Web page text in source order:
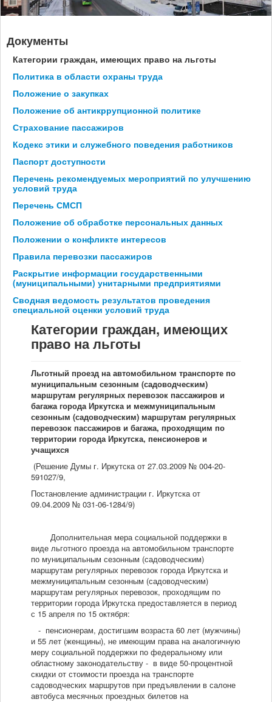
Маршруты
Документы
Документы
Категории граждан, имеющих право на льготы
Политика в области охраны труда
Положение о закупках
Положение об антикррупционной политике
Страхование пассажиров
Кодекс этики и служебного поведения работников
Паспорт доступности
Перечень рекомендуемых мероприятий по улучшению
условий труда
Перечень СМСП
Положение об обработке персональных данных
Положении о конфликте интересов
Правила перевозки пассажиров
Раскрытие информации государственными
(муниципальными) унитарными предприятиями
Сводная ведомость результатов проведения
специальной оценки условий труда
Категории граждан, имеющих
право на льготы
Льготный проезд на автомобильном транспорте по
муниципальным сезонным (садоводческим)
маршрутам регулярных перевозок пассажиров и
багажа города Иркутска и межмуниципальным
сезонным (садоводческим) маршрутам регулярных
перевозок пассажиров и багажа, проходящим по
территории города Иркутска, пенсионеров и
учащихся
(Решение Думы г. Иркутска от 27.03.2009 № 004-20-
591027/9,
Постановление администрации г. Иркутска от
09.04.2009 № 031-06-1284/9)
Дополнительная мера социальной поддержки в
виде льготного проезда на автомобильном транспорте
по муниципальным сезонным (садоводческим)
маршрутам регулярных перевозок города Иркутска и
межмуниципальным сезонным (садоводческим)
маршрутам регулярных перевозок, проходящим по
территории города Иркутска предоставляется в период
с 15 апреля по 15 октября:
- пенсионерам, достигшим возраста 60 лет (мужчины)
и 55 лет (женщины), не имеющим права на аналогичную
меру социальной поддержки по федеральному или
областному законодательству - в виде 50-процентной
скидки от стоимости проезда на транспорте
садоводческих маршрутов при предъявлении в салоне
автобуса месячных проездных билетов на